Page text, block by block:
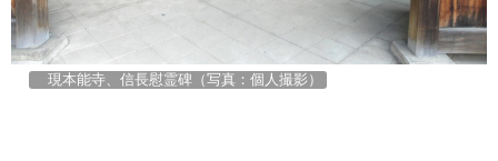
現本能寺、信長慰霊碑（写真：個人撮影）